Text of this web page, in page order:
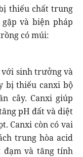
thiếu chất trung
và biện pháp
có múi:
sinh trưởng và
bị thiếu canxi bộ
cây. Canxi giúp
pH đất và diệt
Canxi còn có vai
trung hòa acid
đạm và tăng tính